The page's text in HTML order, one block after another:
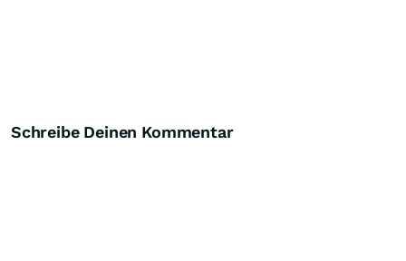
Schreibe Deinen Kommentar